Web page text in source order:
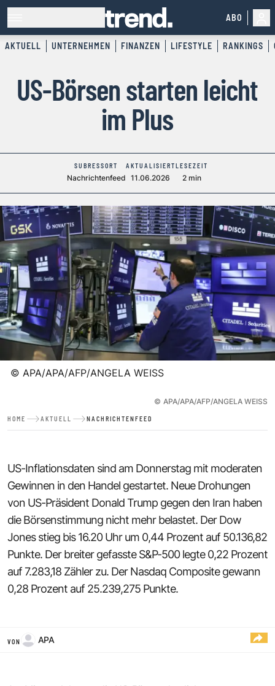
ABO
AKTUELL UNTERNEHMEN FINANZEN LIFESTYLE RANKINGS
US-Börsen starten leicht
im Plus
SUBRESSORT
Nachrichtenfeed
AKTUALISIERT
11.06.2026
LESEZEIT
2 min
© APA/APA/AFP/ANGELA WEISS
© APA/APA/AFP/ANGELA WEISS
HOME AKTUELL NACHRICHTENFEED
US-Inflationsdaten sind am Donnerstag mit moderaten
Gewinnen in den Handel gestartet. Neue Drohungen
von US-Präsident Donald Trump gegen den Iran haben
die Börsenstimmung nicht mehr belastet. Der Dow
Jones stieg bis 16.20 Uhr um 0,44 Prozent auf 50.136,82
Punkte. Der breiter gefasste S&P-500 legte 0,22 Prozent
auf 7.283,18 Zähler zu. Der Nasdaq Composite gewann
0,28 Prozent auf 25.239,275 Punkte.
VON APA